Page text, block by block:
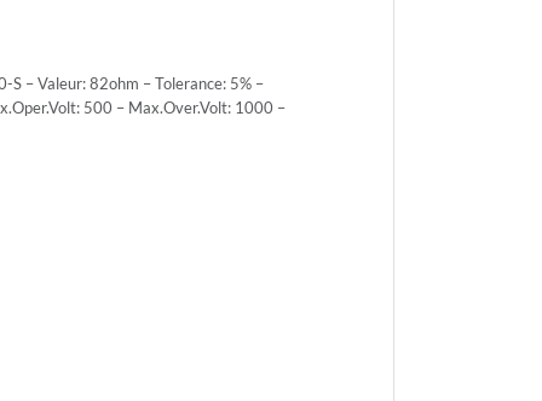
S – Valeur: 82ohm – Tolerance: 5% –
500 – Max.Over.Volt: 1000 –